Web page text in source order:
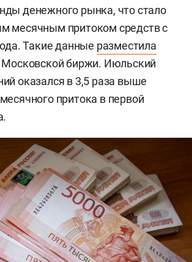
денежного рынка, что стало
месячным притоком средств с
Такие данные разместила
Московской биржи. Июльский
оказался в 3,5 раза выше
притока в первой